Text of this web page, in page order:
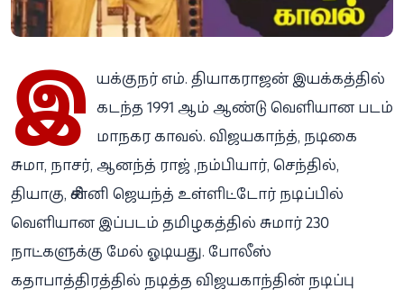
இ யக்குநர் எம். தியாகராஜன் இயக்கத்தில்
கடந்த 1991 ஆம் ஆண்டு வெளியான படம்
மாநகர காவல். விஜயகாந்த், நடிகை
சுமா, நாசர், ஆனந்த் ராஜ் ,நம்பியார், செந்தில்,
தியாகு, சின்னி ஜெயந்த் உள்ளிட்டோர் நடிப்பில்
வெளியான இப்படம் தமிழகத்தில் சுமார் 230
நாட்களுக்கு மேல் ஓடியது. போலீஸ்
கதாபாத்திரத்தில் நடித்த விஜயகாந்தின் நடிப்பு